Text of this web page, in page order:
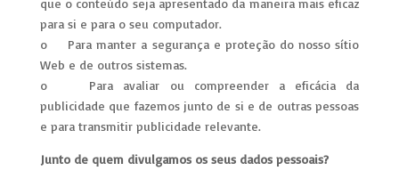
que o conteúdo seja apresentado da maneira mais eficaz
para si e para o seu computador.
o Para manter a segurança e proteção do nosso sítio
Web e de outros sistemas.
o Para avaliar ou compreender a eficácia da
publicidade que fazemos junto de si e de outras pessoas
e para transmitir publicidade relevante.
Junto de quem divulgamos os seus dados pessoais?